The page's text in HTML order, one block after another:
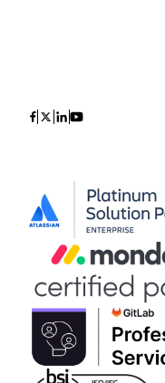
IconIconIconIcon